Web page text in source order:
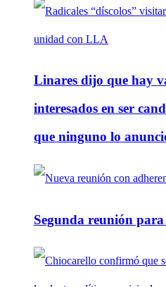
Linares dijo que hay
interesados en ser
que ninguno lo
Segunda reunión